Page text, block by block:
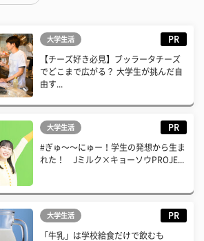
大学生活 PR
【チーズ好き必見】ブッラータチーズ
でどこまで広がる？ 大学生が挑んだ自
由す...
大学生活 PR
#ぎゅ〜〜にゅー！学生の発想から生ま
れた！ Jミルク×キョーソウPROJE...
大学生活 PR
「牛乳」は学校給食だけで飲むも